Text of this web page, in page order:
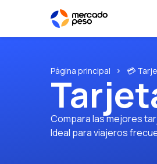
Página principal 💳
Compara las mejores
Ideal para viajeros